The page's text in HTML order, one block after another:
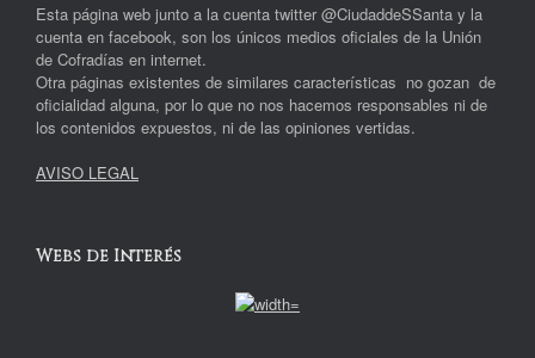
Esta página web junto a la cuenta twitter @CiudaddeSSanta y la
cuenta en facebook, son los únicos medios oficiales de la Unión
de Cofradías en internet.
Otra páginas existentes de similares características no gozan de
oficialidad alguna, por lo que no nos hacemos responsables ni de
los contenidos expuestos, ni de las opiniones vertidas.
AVISO LEGAL
Webs de Interés